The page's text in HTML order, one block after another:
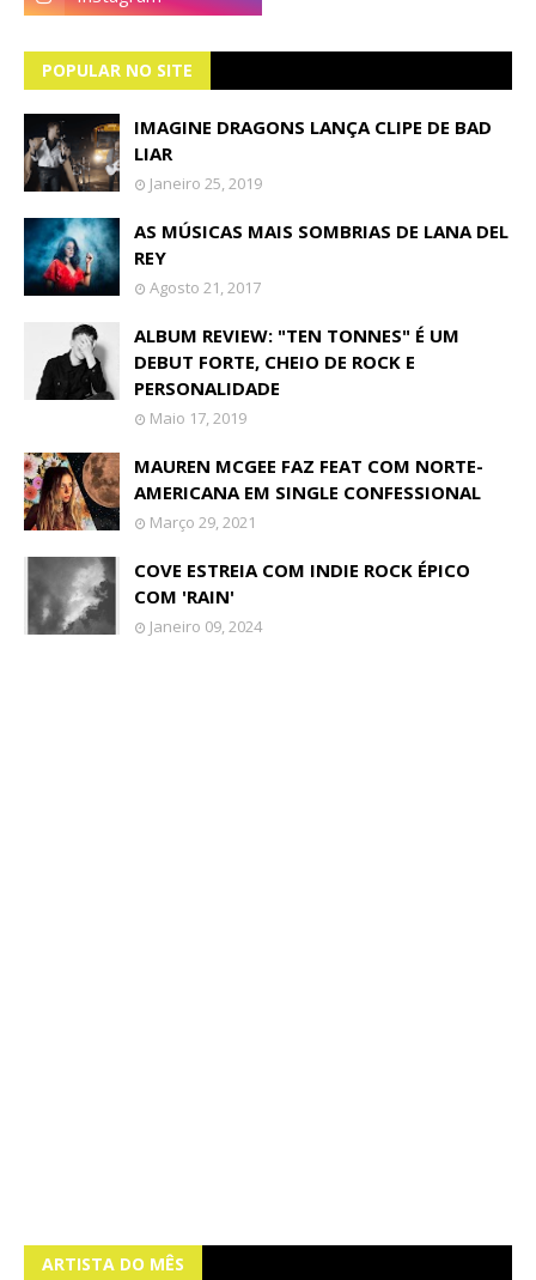
POPULAR NO SITE
IMAGINE DRAGONS LANÇA CLIPE DE BAD
LIAR
Janeiro 25, 2019
AS MÚSICAS MAIS SOMBRIAS DE LANA DEL
REY
Agosto 21, 2017
ALBUM REVIEW: "TEN TONNES" É UM
DEBUT FORTE, CHEIO DE ROCK E
PERSONALIDADE
Maio 17, 2019
MAUREN MCGEE FAZ FEAT COM NORTE-
AMERICANA EM SINGLE CONFESSIONAL
Março 29, 2021
COVE ESTREIA COM INDIE ROCK ÉPICO
COM 'RAIN'
Janeiro 09, 2024
ARTISTA DO MÊS